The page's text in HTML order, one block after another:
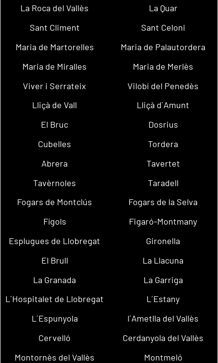
La Roca del Vallès
La Quar
Sant Climent
Sant Celoni
Maria de Martorelles
Maria de Palautordera
Maria de Miralles
Maria de Merlès
Viver i Serrateix
Vilobí del Penedès
Lliçà de Vall
Lliçà d´Amunt
El Bruc
Dosrius
Cubelles
Tordera
Abrera
Tavertet
Tavèrnoles
Taradell
Fogars de Montclús
Fogars de la Selva
Fígols
Figaró-Montmany
Esplugues de Llobregat
Gironella
El Brull
La Llacuna
La Granada
La Garriga
L´Hospitalet de Llobregat
L´Estany
L´Espunyola
l´Ametlla del Vallès
Cervelló
Cerdanyola del Vallès
Montornès del Vallès
Montmeló